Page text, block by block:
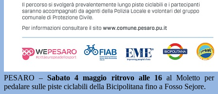
PESARO – Sabato 4 maggio ritrovo alle 16al Moletto per
pedalare sulle piste ciclabili della Bicipolitana fino a Fosso Sejore.